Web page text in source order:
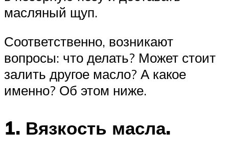
масляный щуп.
Соответственно, возникают
вопросы: что делать? Может стоит
залить другое масло? А какое
именно? Об этом ниже.
1. Вязкость масла.